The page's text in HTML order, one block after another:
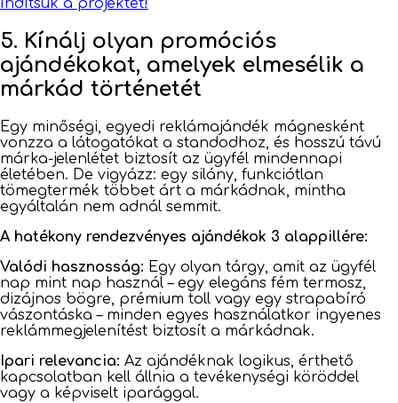
Indítsuk a projektet!
5. Kínálj olyan promóciós
ajándékokat, amelyek elmesélik a
márkád történetét
Egy minőségi, egyedi reklámajándék mágnesként
vonzza a látogatókat a standodhoz, és hosszú távú
márka-jelenlétet biztosít az ügyfél mindennapi
életében. De vigyázz: egy silány, funkciótlan
tömegtermék többet árt a márkádnak, mintha
egyáltalán nem adnál semmit.
A hatékony rendezvényes ajándékok 3 alappillére:
Valódi hasznosság: Egy olyan tárgy, amit az ügyfél
nap mint nap használ – egy elegáns fém termosz,
dizájnos bögre, prémium toll vagy egy strapabíró
vászontáska – minden egyes használatkor ingyenes
reklámmegjelenítést biztosít a márkádnak.
Ipari relevancia: Az ajándéknak logikus, érthető
kapcsolatban kell állnia a tevékenységi köröddel
vagy a képviselt iparággal.